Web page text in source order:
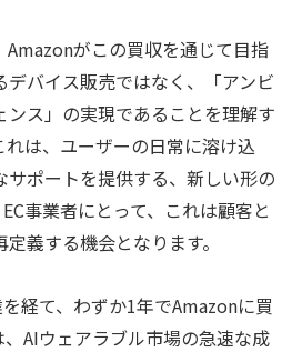
Amazonがこの買収を通じて目指
デバイス販売ではなく、「アンビ
ンス」の実現であることを理解す
れは、ユーザーの日常に溶け込
サポートを提供する、新しい形の
事業者にとって、これは顧客と
義する機会となります。
経て、わずか1年でAmazonに買
AIウェアラブル市場の急速な成